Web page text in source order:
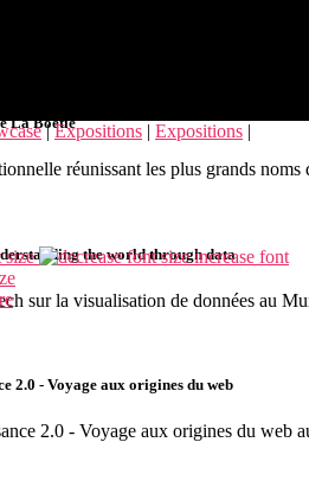
La Boétie
réunissant les plus grands noms
the world through data
sur la visualisation de données au
2.0 - Voyage aux origines du web
2.0 - Voyage aux origines du web
|Expositions | Expositions |
size
increase font